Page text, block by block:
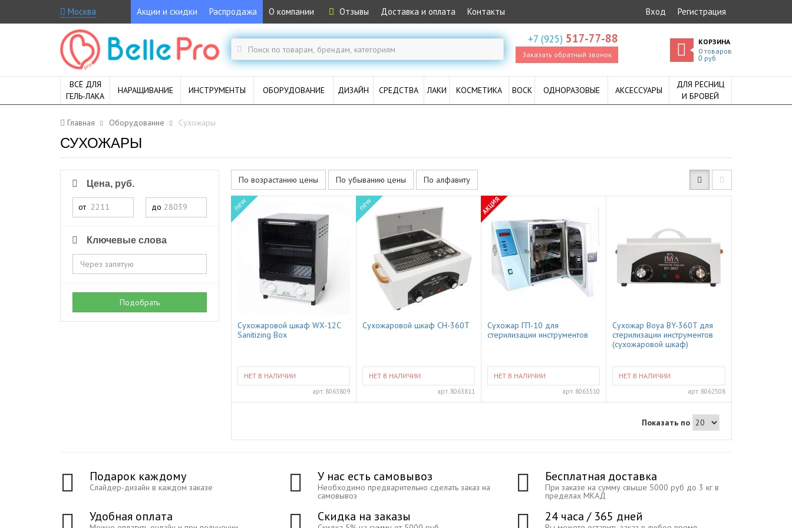
Москва Акции и скидки Распродажа О компании Отзывы Доставка и оплата Контакты Вход Регистрация
+7 (925) 517-77-88
Заказать обратный звонок
КОРЗИНА
0 товаров
0руб
ВСЁ ДЛЯ
ГЕЛЬ-ЛАКА
НАРАЩИВАНИЕ ИНСТРУМЕНТЫ ОБОРУДОВАНИЕ ДИЗАЙН СРЕДСТВА ЛАКИ КОСМЕТИКА ВОСК ОДНОРАЗОВЫЕ АКСЕССУАРЫ
ДЛЯ РЕСНИЦ
И БРОВЕЙ
Главная Оборудование Сухожары
СУХОЖАРЫ
Цена, руб.
от до
Ключевые слова
Подобрать
По возрастанию цены По убыванию цены По алфавиту
new
Сухожаровой шкаф WX-12C
Sanitizing Box
НЕТ В НАЛИЧИИ
арт. 8063809
new
Сухожаровой шкаф CH-360T
НЕТ В НАЛИЧИИ
арт. 8063811
АКЦИЯ
Сухожар ГП-10 для
стерилизации инструментов
НЕТ В НАЛИЧИИ
арт. 8063510
Сухожар Boya BY-360T для
стерилизации инструментов
(сухожаровой шкаф)
НЕТ В НАЛИЧИИ
арт. 8062508
Показать по
Подарок каждому
Слайдер-дизайн в каждом заказе
У нас есть самовывоз
Необходимо предварительно сделать заказ на
самовывоз
Бесплатная доставка
При заказе на сумму свыше 5000 руб до 3 кг в
пределах МКАД
Удобная оплата Скидка на заказы 24 часа / 365 дней